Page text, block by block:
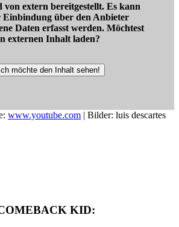
extern bereitgestellt. Es kann
Einbindung über den Anbieter
Daten erfasst werden. Möchtest
externen Inhalt laden?
möchte den Inhalt sehen!
www.youtube.com | Bilder: luis descartes
KID: